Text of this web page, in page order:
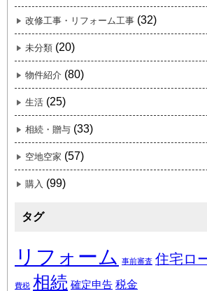
改修工事・リフォーム工事 (32)
未分類 (20)
物件紹介 (80)
生活 (25)
相続・贈与 (33)
空地空家 (57)
購入 (99)
タグ
リフォーム 事前審査 住宅ロ
費税 相続 確定申告 税金